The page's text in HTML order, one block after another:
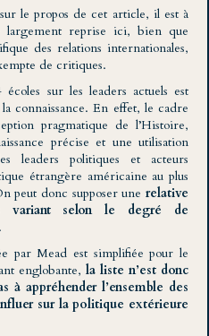
le propos de cet article, il est à
largement reprise ici, bien que
des relations internationales,
de critiques.
sur les leaders actuels est
connaissance. En effet, le cadre
pragmatique de l’Histoire,
précise et une utilisation
leaders politiques et acteurs
étrangère américaine au plus
peut donc supposer unerelative
variant selon le degré de
par Mead est simplifiée pour le
englobante,la liste n’est donc
à appréhender l’ensemble des
sur la politique extérieure